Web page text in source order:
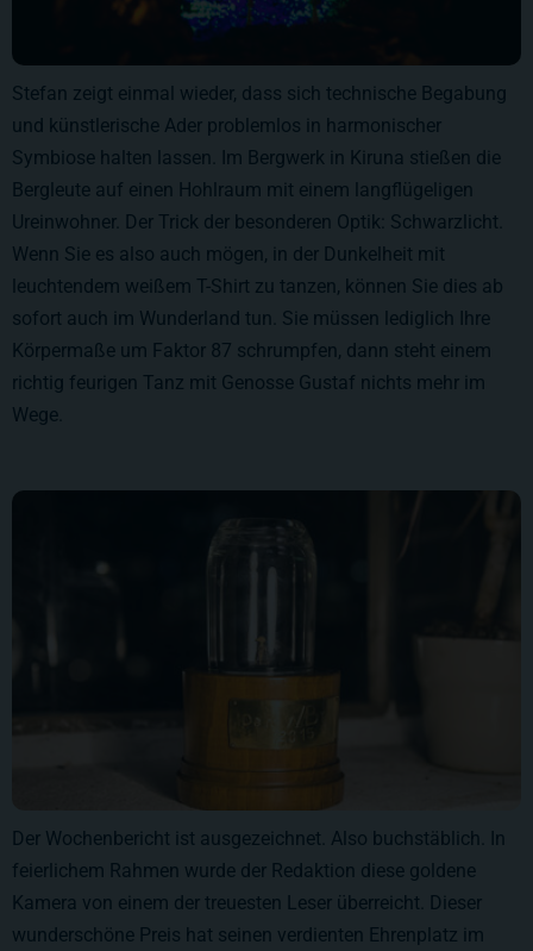
Stefan zeigt einmal wieder, dass sich technische Begabung
und künstlerische Ader problemlos in harmonischer
Symbiose halten lassen. Im Bergwerk in Kiruna stießen die
Bergleute auf einen Hohlraum mit einem langflügeligen
Ureinwohner. Der Trick der besonderen Optik: Schwarzlicht.
Wenn Sie es also auch mögen, in der Dunkelheit mit
leuchtendem weißem T-Shirt zu tanzen, können Sie dies ab
sofort auch im Wunderland tun. Sie müssen lediglich Ihre
Körpermaße um Faktor 87 schrumpfen, dann steht einem
richtig feurigen Tanz mit Genosse Gustaf nichts mehr im
Wege.
Der Wochenbericht ist ausgezeichnet. Also buchstäblich. In
feierlichem Rahmen wurde der Redaktion diese goldene
Kamera von einem der treuesten Leser überreicht. Dieser
wunderschöne Preis hat seinen verdienten Ehrenplatz im